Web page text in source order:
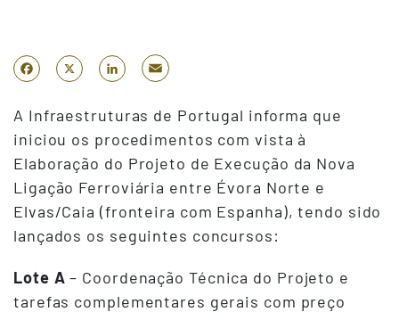
Facebook
X LinkedIn
A Infraestruturas de Portugal informa que
iniciou os procedimentos com vista à
Elaboração do Projeto de Execução da Nova
Ligação Ferroviária entre Évora Norte e
Elvas/Caia (fronteira com Espanha), tendo sido
lançados os seguintes concursos:
Lote A – Coordenação Técnica do Projeto e
tarefas complementares gerais com preço